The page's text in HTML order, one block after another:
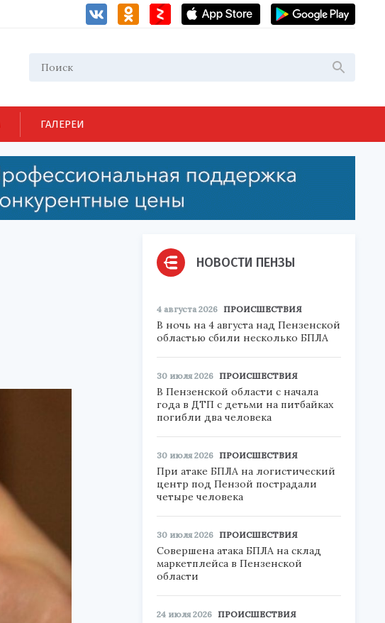
ГАЛЕРЕИ
НОВОСТИ ПЕНЗЫ
4 августа 2026 ПРОИСШЕСТВИЯ
В ночь на 4 августа над Пензенской
областью сбили несколько БПЛА
30 июля 2026 ПРОИСШЕСТВИЯ
В Пензенской области с начала
года в ДТП с детьми на питбайках
погибли два человека
30 июля 2026 ПРОИСШЕСТВИЯ
При атаке БПЛА на логистический
центр под Пензой пострадали
четыре человека
30 июля 2026 ПРОИСШЕСТВИЯ
Совершена атака БПЛА на склад
маркетплейса в Пензенской
области
24 июля 2026 ПРОИСШЕСТВИЯ